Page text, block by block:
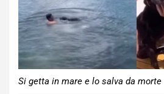
Si getta in mare e lo salva da